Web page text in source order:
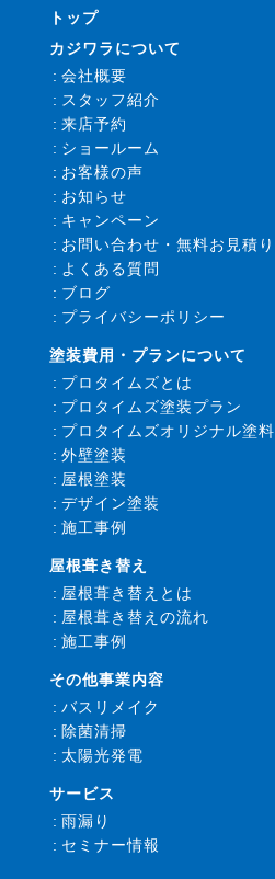
トップ
カジワラについて
会社概要
スタッフ紹介
来店予約
ショールーム
お客様の声
お知らせ
キャンペーン
お問い合わせ・無料お見積り
よくある質問
ブログ
プライバシーポリシー
塗装費用・プランについて
プロタイムズとは
プロタイムズ塗装プラン
プロタイムズオリジナル塗料
外壁塗装
屋根塗装
デザイン塗装
施工事例
屋根葺き替え
屋根葺き替えとは
屋根葺き替えの流れ
施工事例
その他事業内容
バスリメイク
除菌清掃
太陽光発電
サービス
雨漏り
セミナー情報